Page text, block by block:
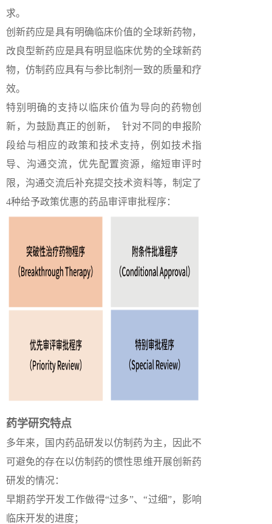
求。
创新药应是具有明确临床价值的全球新药物，
改良型新药应是具有明显临床优势的全球新药
物，仿制药应具有与参比制剂一致的质量和疗
效。
特别明确的支持以临床价值为导向的药物创
新，为鼓励真正的创新， 针对不同的申报阶
段给与相应的政策和技术支持，例如技术指
导、沟通交流，优先配置资源，缩短审评时
限，沟通交流后补充提交技术资料等，制定了
4种给予政策优惠的药品审评审批程序：
药学研究特点
多年来，国内药品研发以仿制药为主，因此不
可避免的存在以仿制药的惯性思维开展创新药
研发的情况：
早期药学开发工作做得“过多”、“过细”，影响
临床开发的进度；